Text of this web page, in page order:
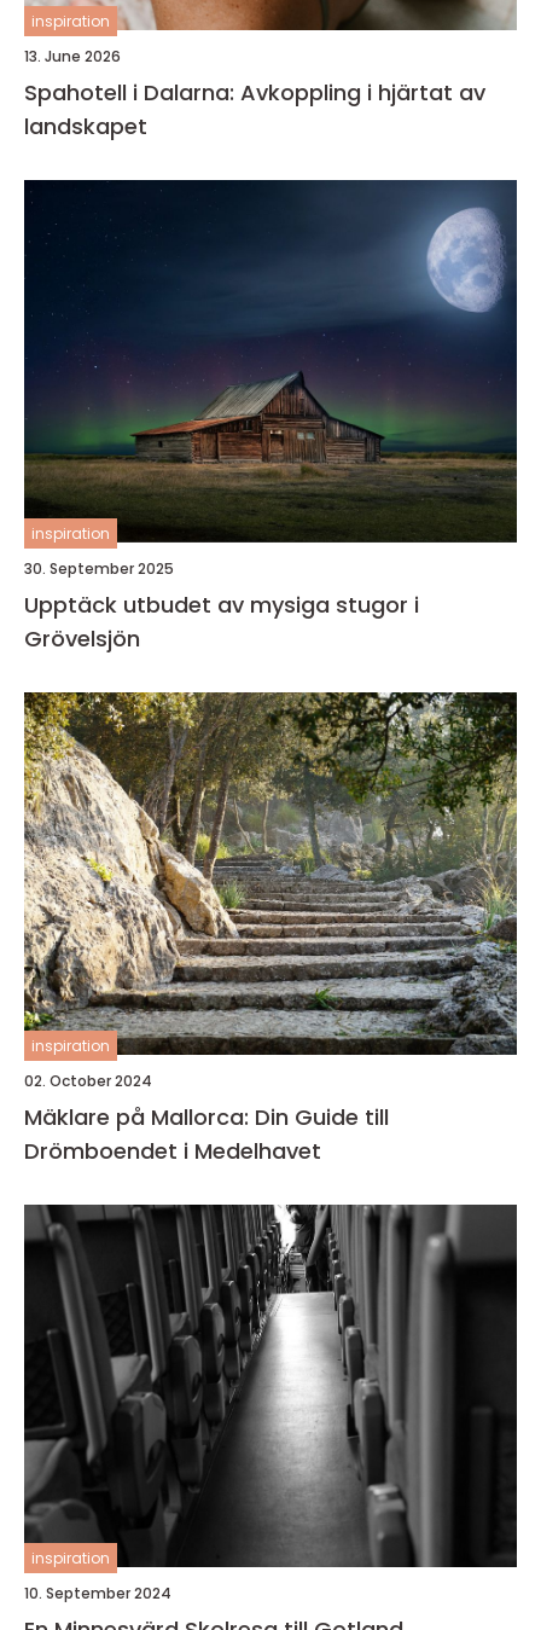
inspiration
13. June 2026
Spahotell i Dalarna: Avkoppling i hjärtat av
landskapet
inspiration
30. September 2025
Upptäck utbudet av mysiga stugor i
Grövelsjön
inspiration
02. October 2024
Mäklare på Mallorca: Din Guide till
Drömboendet i Medelhavet
inspiration
10. September 2024